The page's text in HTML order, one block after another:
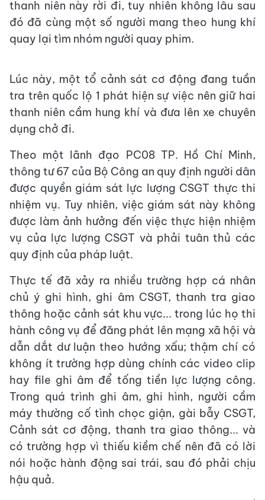
thanh niên này rời đi, tuy nhiên không lâu sau
đó đã cùng một số người mang theo hung khí
quay lại tìm nhóm người quay phim.
Lúc này, một tổ cảnh sát cơ động đang tuần
tra trên quốc lộ 1 phát hiện sự việc nên giữ hai
thanh niên cầm hung khí và đưa lên xe chuyên
dụng chở đi.
Theo một lãnh đạo PC08 TP. Hồ Chí Minh,
thông tư 67 của Bộ Công an quy định người dân
được quyền giám sát lực lượng CSGT thực thi
nhiệm vụ. Tuy nhiên, việc giám sát này không
được làm ảnh hưởng đến việc thực hiện nhiệm
vụ của lực lượng CSGT và phải tuân thủ các
quy định của pháp luật.
Thực tế đã xảy ra nhiều trường hợp cá nhân
chủ ý ghi hình, ghi âm CSGT, thanh tra giao
thông hoặc cảnh sát khu vực... trong lúc họ thi
hành công vụ để đăng phát lên mạng xã hội và
dẫn dắt dư luận theo hướng xấu; thậm chí có
không ít trường hợp dùng chính các video clip
hay file ghi âm để tống tiền lực lượng công.
Trong quá trình ghi âm, ghi hình, người cầm
máy thường cố tình chọc giận, gài bẫy CSGT,
Cảnh sát cơ động, thanh tra giao thông... và
có trường hợp vì thiếu kiềm chế nên đã có lời
nói hoặc hành động sai trái, sau đó phải chịu
hậu quả.